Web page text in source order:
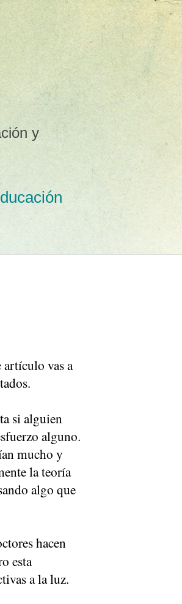
y
artículo vas a
si alguien
alguno.
mucho y
la teoría
algo que
hacen
esta
a la luz.